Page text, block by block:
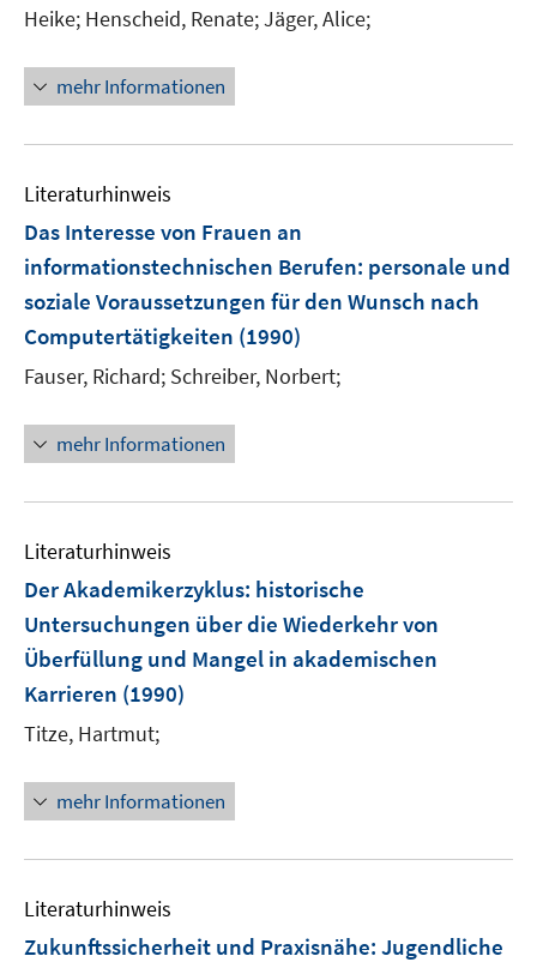
Heike; Henscheid, Renate;Jäger, Alice;
mehr Informationen
Literaturhinweis
Das Interesse von Frauen an
informationstechnischen Berufen: personale und
soziale Voraussetzungen für den Wunsch nach
Computertätigkeiten (1990)
Fauser, Richard; Schreiber, Norbert;
mehr Informationen
Literaturhinweis
Der Akademikerzyklus: historische
Untersuchungen über die Wiederkehr von
Überfüllung und Mangel in akademischen
Karrieren (1990)
Titze, Hartmut;
mehr Informationen
Literaturhinweis
Zukunftssicherheit und Praxisnähe: Jugendliche